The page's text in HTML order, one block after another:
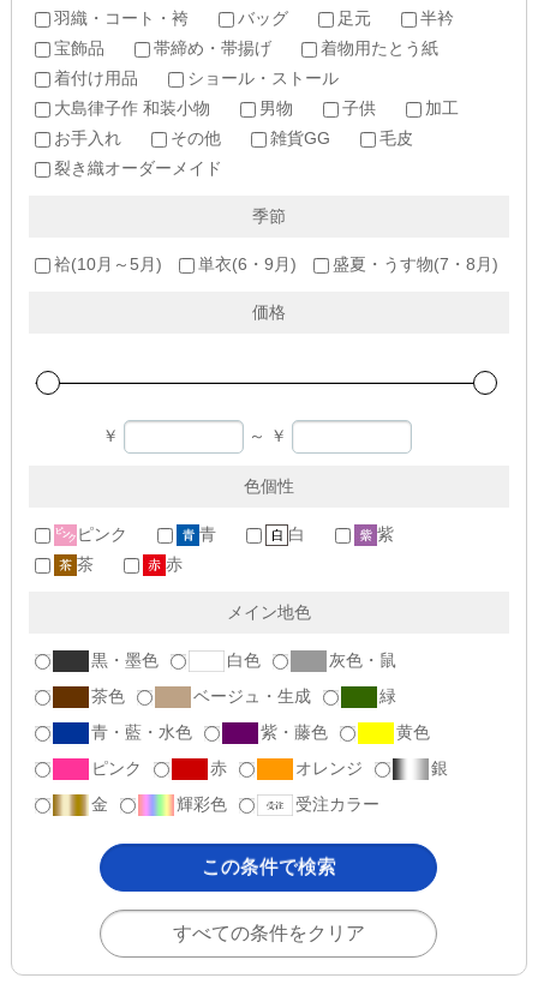
羽織・コート・袴
バッグ 足元
半衿
宝飾品
帯締め・帯揚げ
着物用たとう紙
着付け用品
ショール・ストール
大島律子作 和装小物
男物 子供
加工
お手入れ
その他 雑貨GG
毛皮
裂き織オーダーメイド
季節
袷(10月～5月) 単衣(6・9月) 盛夏・うす物(7・8月)
価格
￥ ～ ￥
色個性
ピンク 青 白
紫
茶
赤
メイン地色
黒・墨色 白色
灰色・鼠
茶色
ベージュ・生成
緑
青・藍・水色
紫・藤色
黄色
ピンク
赤 オレンジ
銀
金
輝彩色 受注カラー